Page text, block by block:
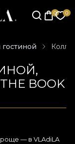
BOOK
— в VLAdiLA